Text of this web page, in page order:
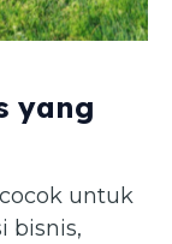
yang
untuk
bisnis,